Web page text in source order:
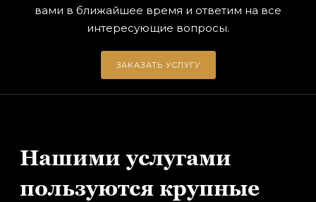
вами в ближайшее время и ответим на все
интересующие вопросы.
ЗАКАЗАТЬ УСЛУГУ
Нашими услугами
пользуются крупные